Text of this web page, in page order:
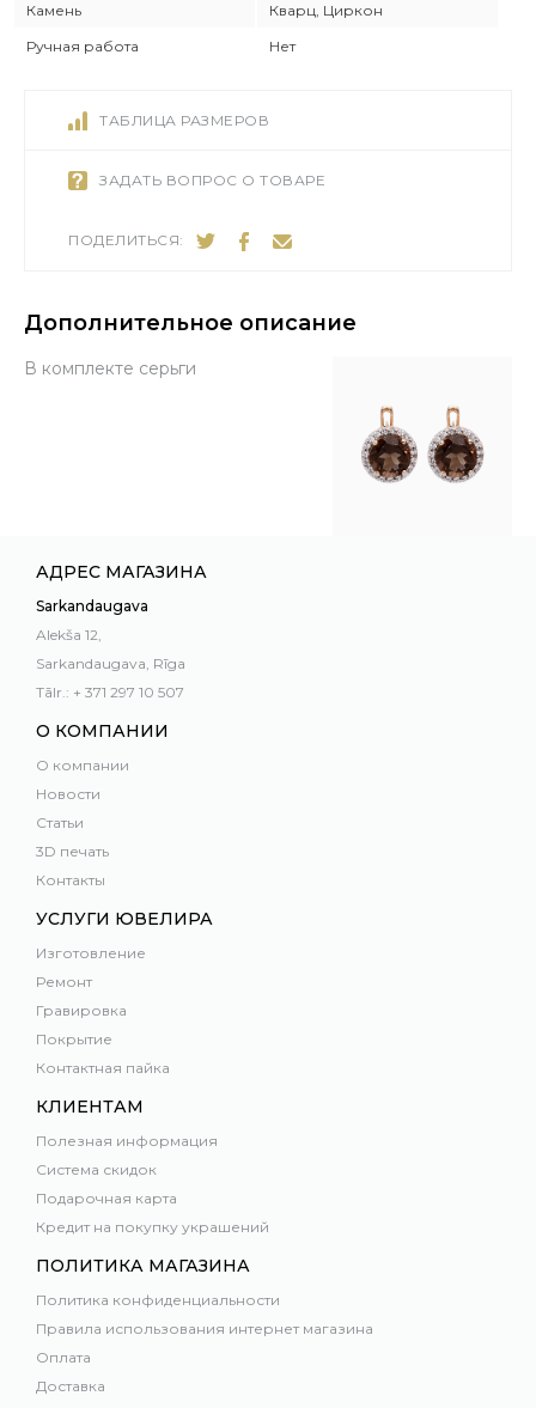
Камень
Кварц, Циркон
Ручная работа
Нет
ТАБЛИЦА РАЗМЕРОВ
ЗАДАТЬ ВОПРОС О ТОВАРЕ
ПОДЕЛИТЬСЯ:
Дополнительное описание
В комплекте серьги
АДРЕС МАГАЗИНА
Sarkandaugava
Alekša 12,
Sarkandaugava, Rīga
Tālr.: + 371 297 10 507
О КОМПАНИИ
О компании
Новости
Статьи
3D печать
Контакты
УСЛУГИ ЮВЕЛИРА
Изготовление
Ремонт
Гравировка
Покрытие
Контактная пайка
КЛИЕНТАМ
Полезная информация
Система скидок
Подарочная карта
Кредит на покупку украшений
ПОЛИТИКА МАГАЗИНА
Политика конфиденциальности
Правила использования интернет магазина
Оплата
Доставка